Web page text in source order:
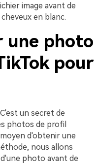
image avant de
en blanc.
une photo
pour
un secret de
photos de profil
d'obtenir une
nous allons
photo avant de